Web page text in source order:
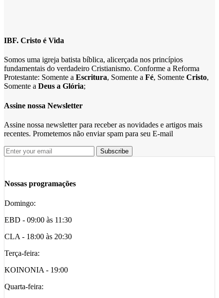
IBF. Cristo é Vida
Somos uma igreja batista bíblica, alicerçada nos princípios
fundamentais do verdadeiro Cristianismo. Conforme a Reforma
Protestante: Somente a Escritura, Somente a Fé, Somente Cristo,
Somente a Deus a Glória;
Assine nossa Newsletter
Assine nossa newsletter para receber as novidades e artigos mais
recentes. Prometemos não enviar spam para seu E-mail
Nossas programações
Domingo:
EBD - 09:00 às 11:30
CLA - 18:00 às 20:30
Terça-feira:
KOINONIA - 19:00
Quarta-feira: